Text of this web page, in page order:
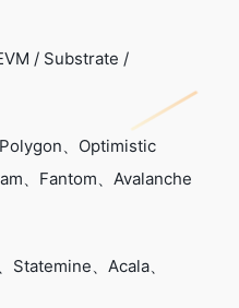
/ Substrate /
、Optimistic
、Fantom、Avalanche
Statemine、Acala、